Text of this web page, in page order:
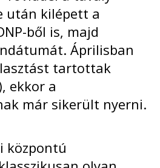
után kilépett a
ből is, majd
Áprilisban
tartottak
ekkor a
már sikerült nyerni.
központú